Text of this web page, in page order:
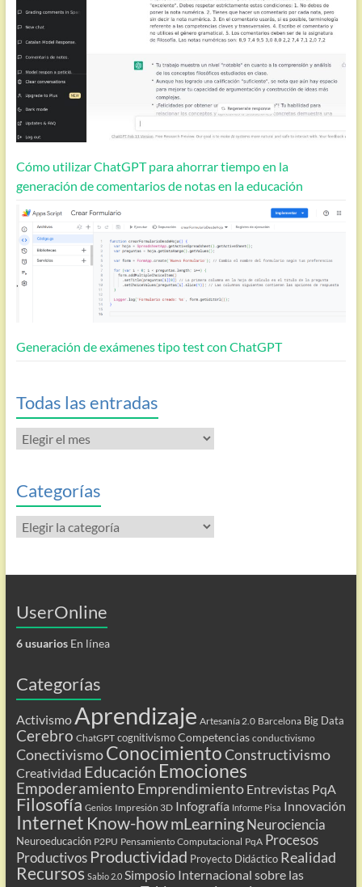
Cómo utilizar ChatGPT para ahorrar tiempo en la
generación de comentarios de notas en la educación
Generación de exámenes tipo test con ChatGPT
Todas las entradas
Todas
las
Categorías
Categorías
UserOnline
6 usuariosEn línea
Categorías
ActivismoAprendizaje Artesanía 2.0 Barcelona Big Data
Cerebro ChatGPT cognitivismo Competencias conductivismo
ConectivismoConocimientoConstructivismo
Creatividad Educación Emociones
Empoderamiento Emprendimiento Entrevistas PqA
Filosofía Genios Impresión 3D Infografía Informe Pisa Innovación
Internet Know-howmLearning Neurociencia
Neuroeducación P2PU Pensamiento Computacional PqA Procesos
Productivos Productividad Proyecto Didáctico Realidad
Recursos Sabio 2.0 Simposio Internacional sobre las